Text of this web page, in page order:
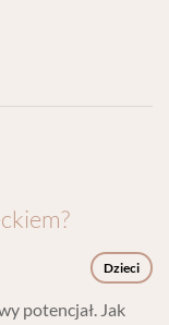
Dzieci
potencjał. Jak